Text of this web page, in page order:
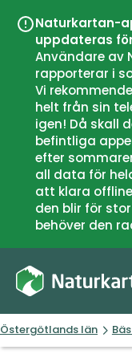
Naturkartan-
uppdateras
Användare av
rapporterar i
Vi
helt från sin
igen! Då skall
befintliga
efter
all data för
att klara
den blir för
behöver den
Östergötlands län